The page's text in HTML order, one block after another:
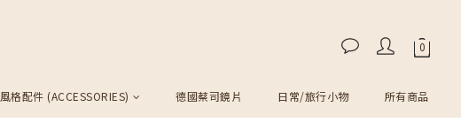
風格配件 (ACCESSORIES) 德國蔡司鏡片 日常/旅行小物 所有商品